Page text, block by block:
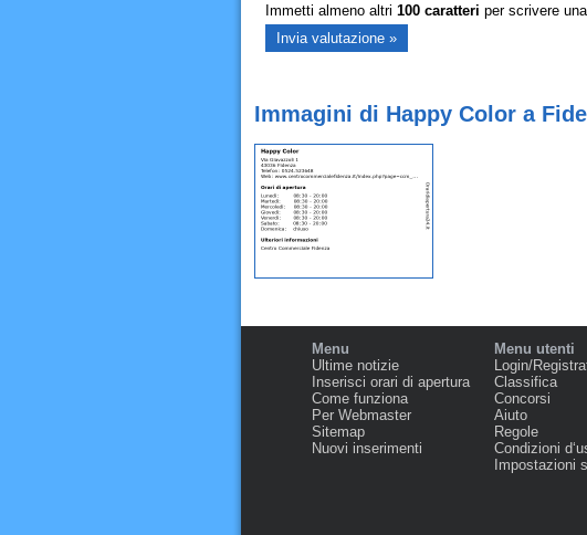
Immetti almeno altri 100caratteri per scrivere
Immagini di Happy Color a
Menu
Ultime notizie
Inserisci orari di apertura
Come funziona
Per Webmaster
Sitemap
Nuovi inserimenti
Menu utenti
Login/
Classifica
Concorsi
Aiuto
Regole
Condizioni
Impostazioni